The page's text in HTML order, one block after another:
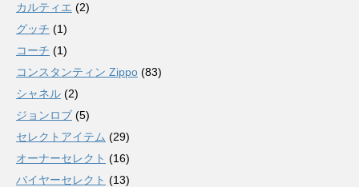
カルティエ (2)
グッチ (1)
コーチ (1)
コンスタンティン Zippo (83)
シャネル (2)
ジョンロブ (5)
セレクトアイテム (29)
オーナーセレクト (16)
バイヤーセレクト (13)